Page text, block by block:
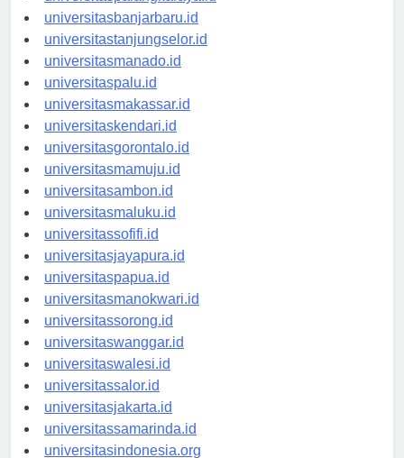
universitaspalangkaraya.id
universitasbanjarbaru.id
universitastanjungselor.id
universitasmanado.id
universitaspalu.id
universitasmakassar.id
universitaskendari.id
universitasgorontalo.id
universitasmamuju.id
universitasambon.id
universitasmaluku.id
universitassofifi.id
universitasjayapura.id
universitaspapua.id
universitasmanokwari.id
universitassorong.id
universitaswanggar.id
universitaswalesi.id
universitassalor.id
universitasjakarta.id
universitassamarinda.id